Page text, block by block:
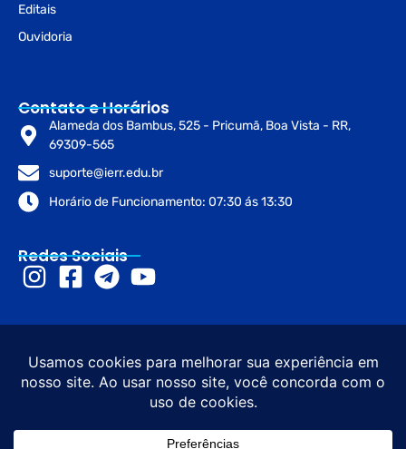
Redes Sociais
Editais
Ouvidoria
Contato e Horários
Alameda dos Bambus, 525 - Pricumã, Boa Vista - RR,
69309-565
suporte@ierr.edu.br
Horário de Funcionamento: 07:30 ás 13:30
© 2026 Instituto de Educação de
Roraima – IERR. Todos os direitos
reservados. CNPJ: 45.273.916/0001-
Desenvolvimento e
Design sob diretrizes do
Governo de Roraima e